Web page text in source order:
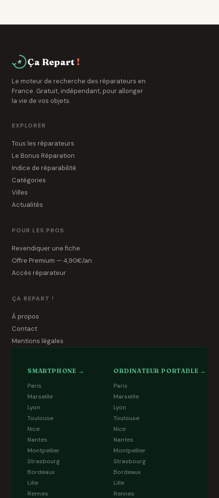
professionnel de La Devise peut diagnostiquer la
Ça Repart !
Le moteur de recherche des réparateurs en
France. Gratuit, indépendant, pour allonger
la vie de vos objets.
EXPLORER
Tous les réparateurs
Le Bonus Réparation
Indice de réparabilité
Catégories
Villes
Actualités
POUR LES PROS
Revendiquer une fiche
Offre Premium — 4,90€/an
Accès réparateur
ÇA REPART !
À propos
Contact
Mentions légales
SMARTPHONE →
Paris
Marseille
Lyon
Toulouse
Nice
Nantes
Montpellier
Strasbourg
Bordeaux
Lille
Rennes
ORDINATEUR PORTABLE →
Paris
Marseille
Lyon
Toulouse
Nice
Nantes
Montpellier
Strasbourg
Bordeaux
Lille
Rennes